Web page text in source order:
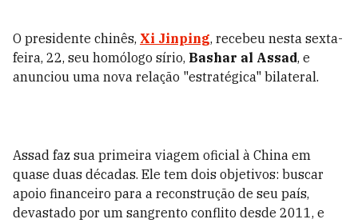
O presidente chinês, Xi Jinping, recebeu nesta sexta-
feira, 22, seu homólogo sírio, Bashar al Assad, e
anunciou uma nova relação "estratégica" bilateral.
Assad faz sua primeira viagem oficial à China em
quase duas décadas. Ele tem dois objetivos: buscar
apoio financeiro para a reconstrução de seu país,
devastado por um sangrento conflito desde 2011, e